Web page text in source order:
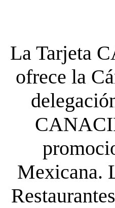
La Tarjeta
ofrece la
Mexicana.